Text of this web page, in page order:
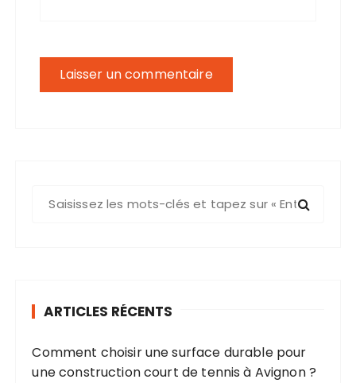
e
p
ARTICLES RÉCENTS
Comment choisir une surface durable pour
une construction court de tennis à Avignon ?